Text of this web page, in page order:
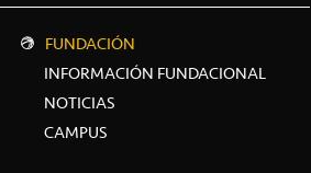
FUNDACIÓN
INFORMACIÓN FUNDACIONAL
NOTICIAS
CAMPUS